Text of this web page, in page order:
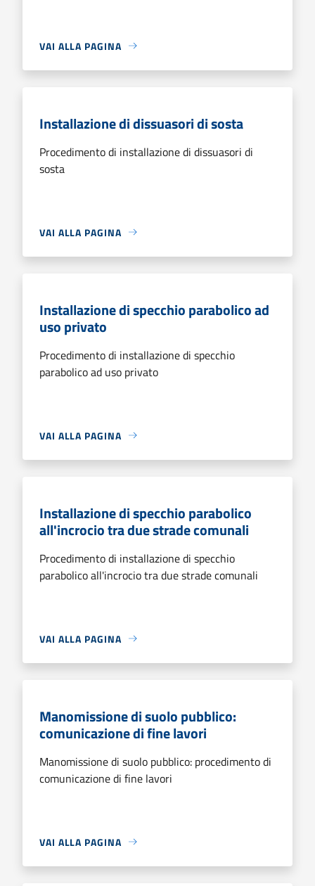
VAI ALLA PAGINA
Installazione di dissuasori di sosta
Procedimento di installazione di dissuasori di
sosta
VAI ALLA PAGINA
Installazione di specchio parabolico ad
uso privato
Procedimento di installazione di specchio
parabolico ad uso privato
VAI ALLA PAGINA
Installazione di specchio parabolico
all'incrocio tra due strade comunali
Procedimento di installazione di specchio
parabolico all'incrocio tra due strade comunali
VAI ALLA PAGINA
Manomissione di suolo pubblico:
comunicazione di fine lavori
Manomissione di suolo pubblico: procedimento di
comunicazione di fine lavori
VAI ALLA PAGINA